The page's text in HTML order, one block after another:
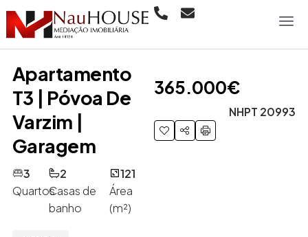
Apartamento
T3 | Póvoa De
Varzim |
Garagem
Quartos
3
Casas de
banho
2
Área
(m²)
121
365.000€
NHPT 20993